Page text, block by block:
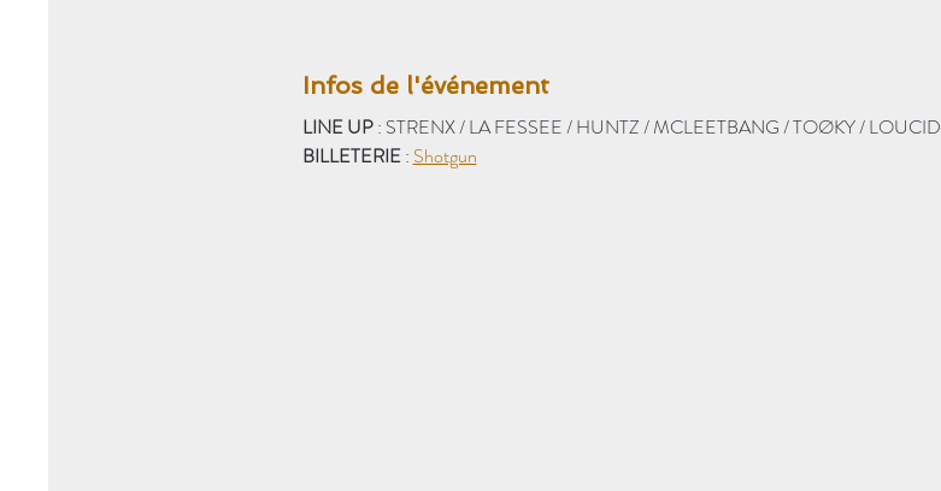
Infos de l'événement
LINE UP : STRENX / LA FESSEE / HUNTZ / MCLEETBANG / TOØKY / LOUCID
BILLETERIE : Shotgun